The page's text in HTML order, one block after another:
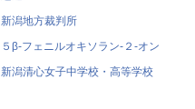
新潟地方裁判所
５β‐フェニルオキソラン‐２‐オン
新潟清心女子中学校・高等学校